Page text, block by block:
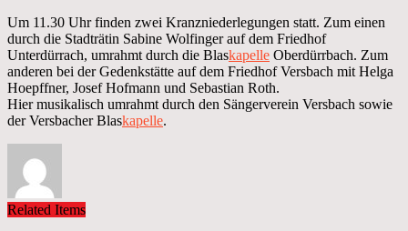
Um 11.30 Uhr finden zwei Kranzniederlegungen statt. Zum einen
durch die Stadträtin Sabine Wolfinger auf dem Friedhof
Unterdürrach, umrahmt durch die Blaskapelle Oberdürrbach. Zum
anderen bei der Gedenkstätte auf dem Friedhof Versbach mit Helga
Hoepffner, Josef Hofmann und Sebastian Roth.
Hier musikalisch umrahmt durch den Sängerverein Versbach sowie
der Versbacher Blaskapelle.
Related Items